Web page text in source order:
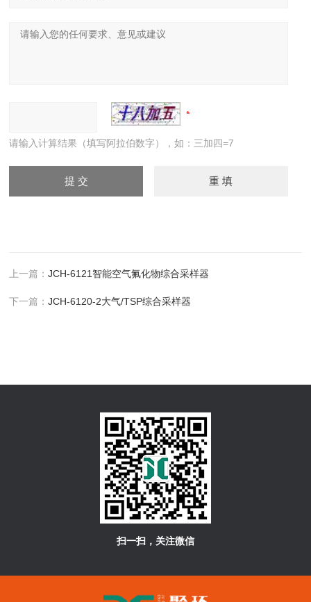
请输入计算结果（填写阿拉伯数字），如：三加四=7
上一篇：JCH-6121智能空气氟化物综合采样器
下一篇：JCH-6120-2大气/TSP综合采样器
扫一扫，关注微信